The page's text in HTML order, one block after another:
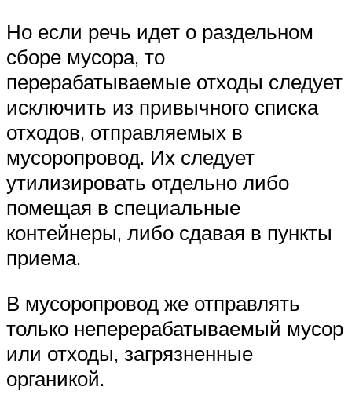
Но если речь идет о раздельном
сборе мусора, то
перерабатываемые отходы следует
исключить из привычного списка
отходов, отправляемых в
мусоропровод. Их следует
утилизировать отдельно либо
помещая в специальные
контейнеры, либо сдавая в пункты
приема.
В мусоропровод же отправлять
только неперерабатываемый мусор
или отходы, загрязненные
органикой.